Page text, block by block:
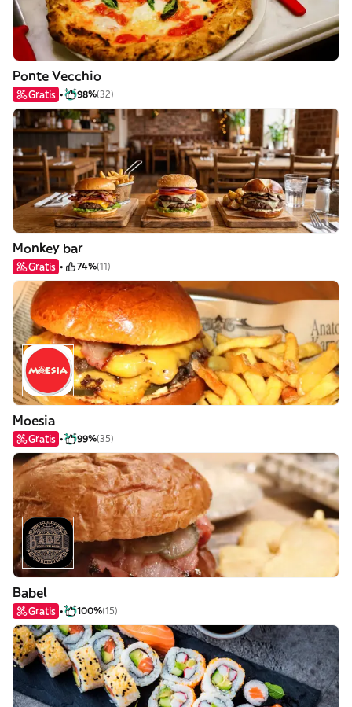
Ponte Vecchio
Gratis 98%(32)
Monkey bar
Gratis 74%(11)
Moesia
Gratis 99%(35)
Babel
Gratis 100%(15)